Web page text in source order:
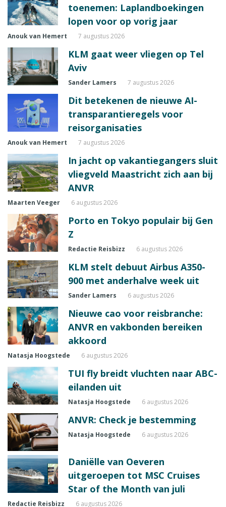
toenemen: Laplandboekingen
lopen voor op vorig jaar
Anouk van Hemert 7 augustus 2026
KLM gaat weer vliegen op Tel
Aviv
Sander Lamers 7 augustus 2026
Dit betekenen de nieuwe AI-
transparantieregels voor
reisorganisaties
Anouk van Hemert 7 augustus 2026
In jacht op vakantiegangers sluit
vliegveld Maastricht zich aan bij
ANVR
Maarten Veeger 6 augustus 2026
Porto en Tokyo populair bij Gen
Z
Redactie Reisbizz 6 augustus 2026
KLM stelt debuut Airbus A350-
900 met anderhalve week uit
Sander Lamers 6 augustus 2026
Nieuwe cao voor reisbranche:
ANVR en vakbonden bereiken
akkoord
Natasja Hoogstede 6 augustus 2026
TUI fly breidt vluchten naar ABC-
eilanden uit
Natasja Hoogstede 6 augustus 2026
ANVR: Check je bestemming
Natasja Hoogstede 6 augustus 2026
Daniëlle van Oeveren
uitgeroepen tot MSC Cruises
Star of the Month van juli
Redactie Reisbizz 6 augustus 2026